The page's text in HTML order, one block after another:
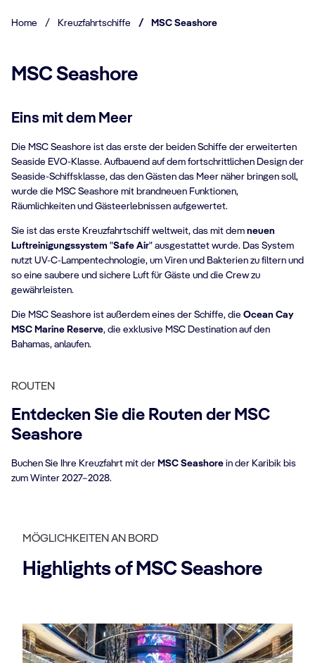
Home / Kreuzfahrtschiffe / MSC Seashore
MSC Seashore
Eins mit dem Meer
Die MSC Seashore ist das erste der beiden Schiffe der erweiterten
Seaside EVO-Klasse. Aufbauend auf dem fortschrittlichen Design der
Seaside-Schiffsklasse, das den Gästen das Meer näher bringen soll,
wurde die MSC Seashore mit brandneuen Funktionen,
Räumlichkeiten und Gästeerlebnissen aufgewertet.
Sie ist das erste Kreuzfahrtschiff weltweit, das mit dem neuen
Luftreinigungssystem "Safe Air" ausgestattet wurde. Das System
nutzt UV-C-Lampentechnologie, um Viren und Bakterien zu filtern und
so eine saubere und sichere Luft für Gäste und die Crew zu
gewährleisten.
Die MSC Seashore ist außerdem eines der Schiffe, die Ocean Cay
MSC Marine Reserve, die exklusive MSC Destination auf den
Bahamas, anlaufen.
ROUTEN
Entdecken Sie die Routen der MSC
Seashore
Buchen Sie Ihre Kreuzfahrt mit der MSC Seashore in der Karibik bis
zum Winter 2027–2028.
MÖGLICHKEITEN AN BORD
Highlights of MSC Seashore